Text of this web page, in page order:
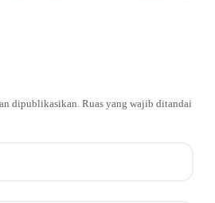
dipublikasikan. Ruas yang wajib ditandai